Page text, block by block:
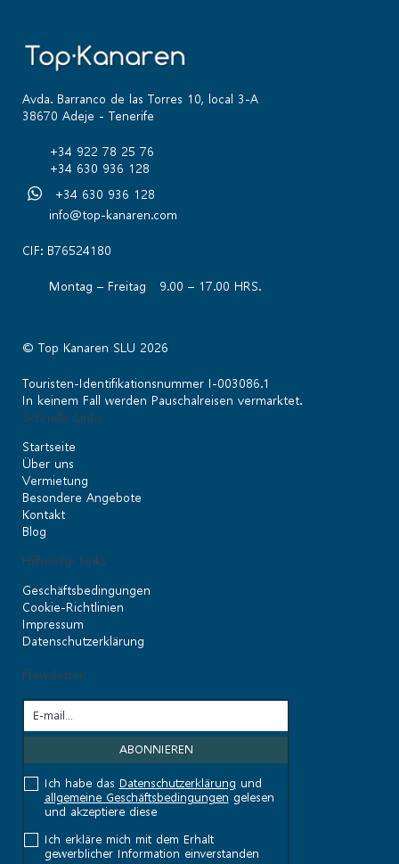
Avda. Barranco de las Torres 10, local 3-A
38670 Adeje - Tenerife
+34 922 78 25 76
+34 630 936 128
+34 630 936 128
info@top-kanaren.com
CIF: B76524180
Montag – Freitag 9.00 – 17.00 HRS.
© Top Kanaren SLU 2026
Touristen-Identifikationsnummer I-003086.1
In keinem Fall werden Pauschalreisen vermarktet.
Schnelle Links
Startseite
Über uns
Vermietung
Besondere Angebote
Kontakt
Blog
Hilfreiche Links
Geschäftsbedingungen
Cookie-Richtlinien
Impressum
Datenschutzerklärung
Newsletter
Ich habe das Datenschutzerklärung und
allgemeine Geschäftsbedingungen gelesen
und akzeptiere diese
Ich erkläre mich mit dem Erhalt
gewerblicher Information einverstanden